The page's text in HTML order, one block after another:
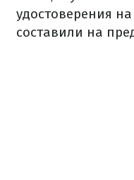
удостоверения
составили на